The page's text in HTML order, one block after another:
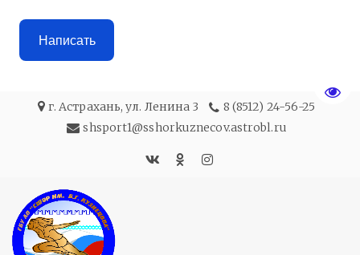
Написать
г. Астрахань,ул. Ленина 3
8 (8512) 24-56-25
shsport1@sshorkuznecov.astrobl.ru